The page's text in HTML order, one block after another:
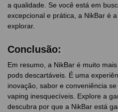
a qualidade. Se você está em
excepcional e prática, a NikBar é
explorar.
Conclusão:
Em resumo, a NikBar é muito
pods descartáveis. É uma
inovação, sabor e conveniência
vaping inesquecíveis. Explore a
descubra por que a NikBar está